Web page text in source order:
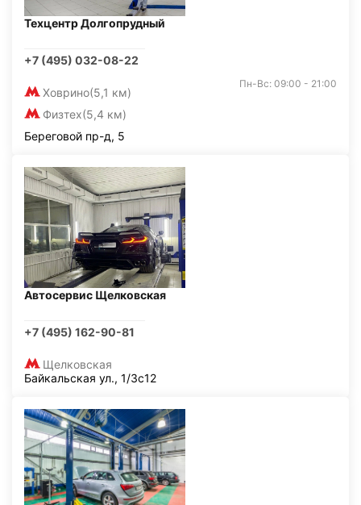
Техцентр Долгопрудный
+7 (495) 032-08-22
Ховрино(5,1 км)
Физтех(5,4 км)
Пн-Вс: 09:00 - 21:00
Береговой пр-д, 5
Автосервис Щелковская
+7 (495) 162-90-81
Щелковская
Байкальская ул., 1/3с12